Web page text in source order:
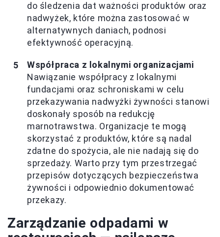
do śledzenia dat ważności produktów oraz
nadwyżek, które można zastosować w
alternatywnych daniach, podnosi
efektywność operacyjną.
Współpraca z lokalnymi organizacjami
Nawiązanie współpracy z lokalnymi
fundacjami oraz schroniskami w celu
przekazywania nadwyżki żywności stanowi
doskonały sposób na redukcję
marnotrawstwa. Organizacje te mogą
skorzystać z produktów, które są nadal
zdatne do spożycia, ale nie nadają się do
sprzedaży. Warto przy tym przestrzegać
przepisów dotyczących bezpieczeństwa
żywności i odpowiednio dokumentować
przekazy.
Zarządzanie odpadami w